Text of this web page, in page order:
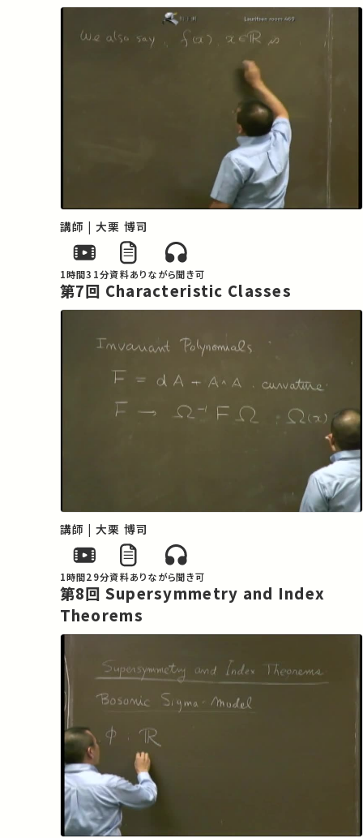
講師 | 大栗 博司
1時間31分資料ありながら聞き可
第7回 Characteristic Classes
講師 | 大栗 博司
1時間29分資料ありながら聞き可
第8回 Supersymmetry and Index
Theorems